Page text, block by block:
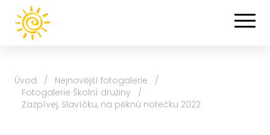
Úvod / Nejnovější fotogalerie
/
Fotogalerie Školní družiny
/
Zazpívej, Slavíčku, na pěknú notečku 2022